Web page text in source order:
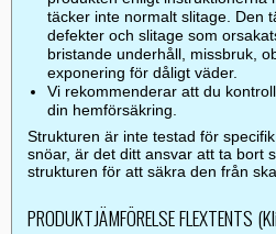
täcker inte normalt slitage. Den
defekter och slitage som
bristande underhåll, missbruk,
exponering för dåligt väder.
Vi rekommenderar att du
din hemförsäkring.
Strukturen är inte testad för
snöar, är det ditt ansvar att ta bort
strukturen för att säkra den från
PRODUKTJÄMFÖRELSE FLEXTENTS